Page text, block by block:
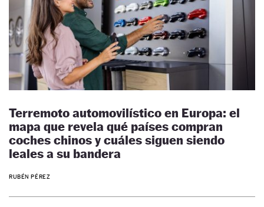
Terremoto automovilístico en Europa: el
mapa que revela qué países compran
coches chinos y cuáles siguen siendo
leales a su bandera
RUBÉN PÉREZ